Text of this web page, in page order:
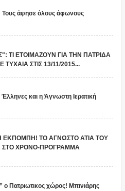
! Τους άφησε όλους άφωνους
ΤΙ ΕΤΟΙΜΑΖΟΥΝ ΓΙΑ ΤΗΝ ΠΑΤΡΙΔΑ
ΤΥΧΑΙΑ ΣΤΙΣ 13/11/2015...
και η Άγνωστη Ιερατική
ΤΟ ΑΓΝΩΣΤΟ ΑΤΙΑ ΤΟΥ
ΣΤΟ ΧΡΟΝΟ-ΠΡΟΓΡΑΜΜΑ
ο Πατριωτικος χώρος! Μπινιάρης